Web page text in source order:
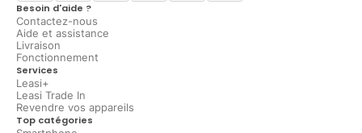
Besoin d'aide ?
Contactez-nous
Aide et assistance
Livraison
Fonctionnement
Services
Leasi+
Leasi Trade In
Revendre vos appareils
Top catégories